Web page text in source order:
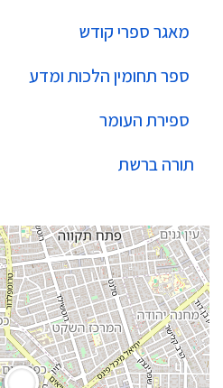
מאגר ספרי קודש
ספר תחומין הלכות ומדע
ספירת העומר
תורה ברשת